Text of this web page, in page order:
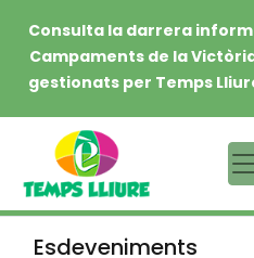
Consulta la darrera
Campaments de la
gestionats per Temps
Esdeveniments